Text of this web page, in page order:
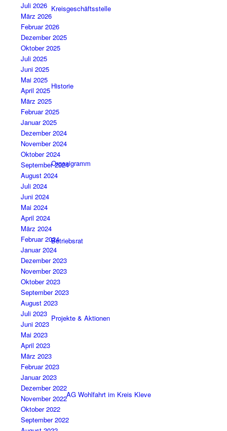
Kreisgeschäftsstelle
Historie
Organigramm
Betriebsrat
Projekte & Aktionen
AG Wohlfahrt im Kreis Kleve
Juli 2026
März 2026
Februar 2026
Dezember 2025
Oktober 2025
Juli 2025
Juni 2025
Mai 2025
April 2025
März 2025
Februar 2025
Januar 2025
Dezember 2024
November 2024
Oktober 2024
September 2024
August 2024
Juli 2024
Juni 2024
Mai 2024
April 2024
März 2024
Februar 2024
Januar 2024
Dezember 2023
November 2023
Oktober 2023
September 2023
August 2023
Juli 2023
Juni 2023
Mai 2023
April 2023
März 2023
Februar 2023
Januar 2023
Dezember 2022
November 2022
Oktober 2022
September 2022